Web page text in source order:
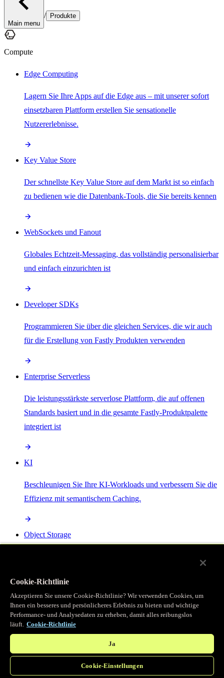
Main menu
/ Produkte
Compute
Edge Computing
Lagern Sie Ihre Apps auf die Edge aus – mit unserer sofort
einsetzbaren Plattform erstellen Sie sensationelle
Nutzererlebnisse.
Key Value Store
Der schnellste Key Value Store auf dem Markt ist so einfach
zu bedienen wie die Datenbank-Tools, die Sie bereits kennen
WebSockets und Fanout
Globales Echtzeit-Messaging, das vollständig personalisierbar
und einfach einzurichten ist
Developer SDKs
Programmieren Sie über die gleichen Services, die wir auch
für die Erstellung von Fastly Produkten verwenden
Enterprise Serverless
Die leistungsstärkste serverlose Plattform, die auf offenen
Standards basiert und in die gesamte Fastly-Produktpalette
integriert ist
KI
Beschleunigen Sie Ihre KI-Workloads und verbessern Sie die
Effizienz mit semantischem Caching.
Object Storage
Programmierbarer Cache
Erhalten Sie vollständigen programmatischen Zugriff auf das
legendäre Caching, das unser CDN antreibt.
Cookie-Richtlinie
Akzeptieren Sie unsere Cookie-Richtlinie? Wir verwenden Cookies, um
Ihnen ein besseres und persönlicheres Erlebnis zu bieten und wichtige
Performance- und Analysedaten zu erheben, damit alles reibungslos
läuft. Cookie-Richtlinie
Ja
Cookie-Einstellungen